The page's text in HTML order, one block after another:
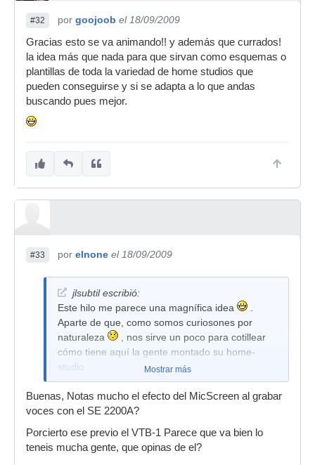
#32 por goojoob el 18/09/2009
Gracias esto se va animando!! y además que currados!
la idea más que nada para que sirvan como esquemas o
plantillas de toda la variedad de home studios que
pueden conseguirse y si se adapta a lo que andas
buscando pues mejor.
#33 por elnone el 18/09/2009
jlsubtil escribió:
Este hilo me parece una magnífica idea
Aparte de que, como somos curiosones por
naturaleza
, nos sirve un poco para cotillear
cómo tiene aquí la gente montado su home-
studio
Mostrar más
Buenas, Notas mucho el efecto del MicScreen al grabar
voces con el SE 2200A?
Porcierto ese previo el VTB-1 Parece que va bien lo
teneis mucha gente, que opinas de el?